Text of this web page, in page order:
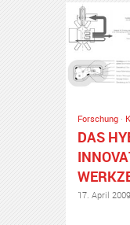
Forschung ·
DAS
17. April 2009